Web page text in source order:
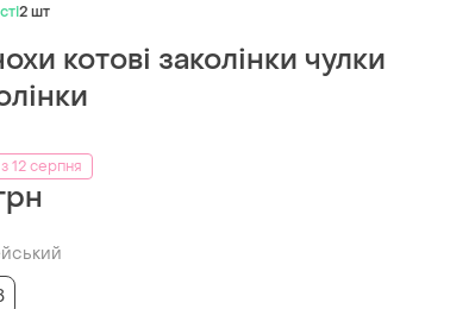
2 шт
котові заколінки чулки
12 серпня